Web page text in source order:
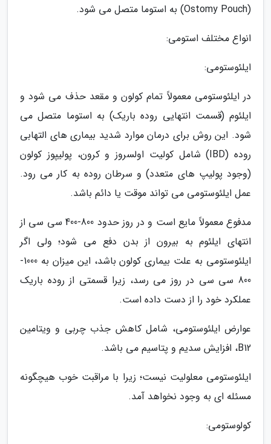
(Ostomy Pouch) به استوما متصل می شود.
انواع مختلف استومی:
ایلئوستومی:
در ایلئوستومی معمولاً تمام کولون و مقعد حذف می شود و
ایلئوم (قسمت انتهایی روده باریک) به استوما متصل می
شود. این روش برای درمان موارد شدید بیماری های التهابی
روده (IBD) شامل کولیت اولسروز و کرون، پولیپوز کولون
(وجود پولیپ های متعدد) و سرطان روده به کار می رود.
عمل ایلئوستومی می تواند موقت یا دائم باشد.
مدفوع معمولاً مایع است و در روز حدود 800-400 سی سی از
انتهای ایلئوم به بیرون از بدن دفع می شود؛ ولی اگر
ایلئوستومی به علت بیماری کولون باشد، این میزان به 1000-
800 سی سی در روز می رسد، زیرا قسمتی از روده باریک
عملکرد خود را از دست داده است.
عوارض ایلئوستومی، شامل کاهش جذب چربی و ویتامین
B12، افزایش سدیم و پتاسیم می باشد.
ایلئوستومی معلولیت نیست؛ زیرا با مراقبت خوب هیچگونه
مسئله ای به وجود نخواهد آمد.
کولوستومی: